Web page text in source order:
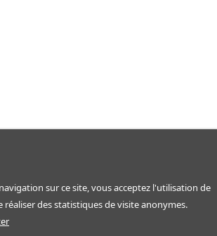
sur ce site, vous acceptez l'utilisation de
des statistiques de visite anonymes.